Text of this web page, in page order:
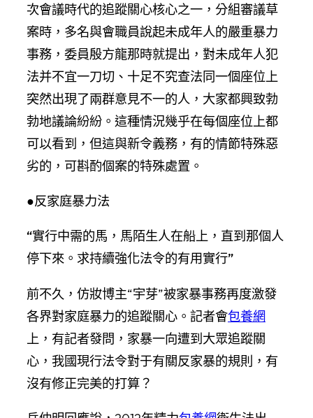
次會議時代的追蹤關心核心之一，分組審議草
案時，多名與會職員說起未成年人的嚴重暴力
事務，委員殷方龍那時就提出，對未成年人犯
法并不宜一刀切、十足不究查法同一個座位上
突然出現了兩群意見不一的人，大家都興致勃
勃地議論紛紛。這種情況幾乎在每個座位上都
可以看到，但這與新令義務，有的情節特殊惡
劣的，可斟酌個案的特殊處置。
●反家庭暴力法
“實行中需的馬，馬陌生人在船上，直到那個人
停下來。求持續強化法令的有用實行”
前不久，仿妝博主“宇芽”被家暴事務再度激發
各界對家庭暴力的追蹤關心。記者會包養網
上，有記者發問，家暴一向遭到大眾追蹤關
心，我國現行法令對于有關反家暴的規則，有
沒有修正完美的打算？